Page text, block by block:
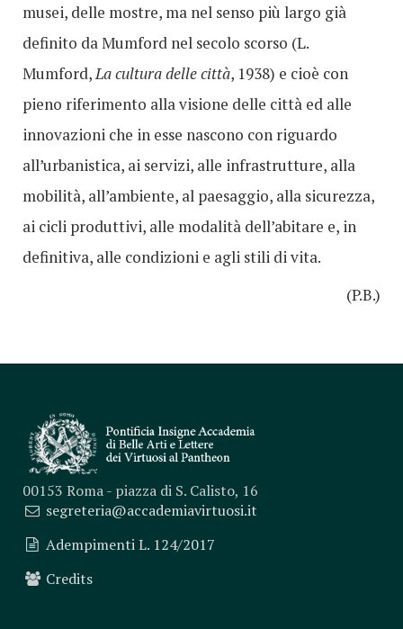
musei, delle mostre, ma nel senso più largo già
definito da Mumford nel secolo scorso (L.
Mumford,La cultura delle città, 1938) e cioè con
pieno riferimento alla visione delle città ed alle
innovazioni che in esse nascono con riguardo
all’urbanistica, ai servizi, alle infrastrutture, alla
mobilità, all’ambiente, al paesaggio, alla sicurezza,
ai cicli produttivi, alle modalità dell’abitare e, in
definitiva, alle condizioni e agli stili di vita.
(P.B.)
00153 Roma - piazza di S. Calisto, 16
segreteria@accademiavirtuosi.it
Adempimenti L. 124/2017
Credits